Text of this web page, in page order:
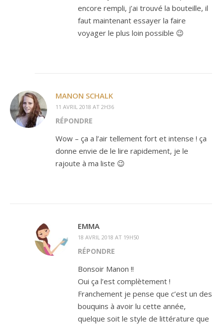
encore rempli, j’ai trouvé la bouteille, il
faut maintenant essayer la faire
voyager le plus loin possible 😉
MANON SCHALK
11 AVRIL 2018 AT 2H36
RÉPONDRE
Wow – ça a l’air tellement fort et intense ! ça
donne envie de le lire rapidement, je le
rajoute à ma liste 😉
EMMA
18 AVRIL 2018 AT 19H50
RÉPONDRE
Bonsoir Manon !!
Oui ça l’est complètement !
Franchement je pense que c’est un des
bouquins à avoir lu cette année,
quelque soit le style de littérature que